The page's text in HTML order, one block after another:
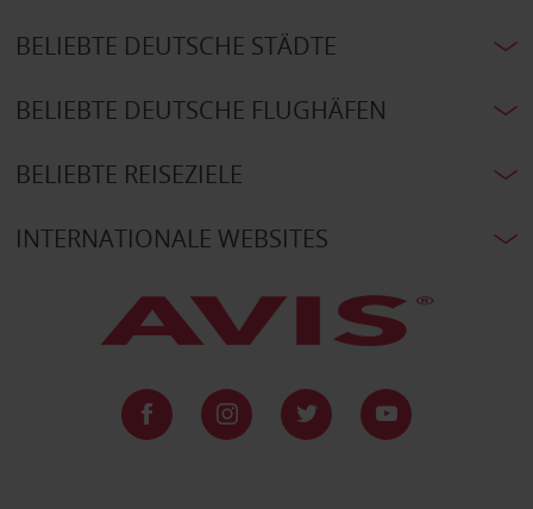
BELIEBTE DEUTSCHE STÄDTE
BELIEBTE DEUTSCHE FLUGHÄFEN
BELIEBTE REISEZIELE
INTERNATIONALE WEBSITES